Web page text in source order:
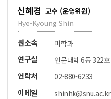
신혜경 교수 (운영위원)
Hye-Kyoung Shin
원소속 미학과
연구실 인문대학 6동 322호
연락처 02-880-6233
이메일
shinhk@snu.ac.kr